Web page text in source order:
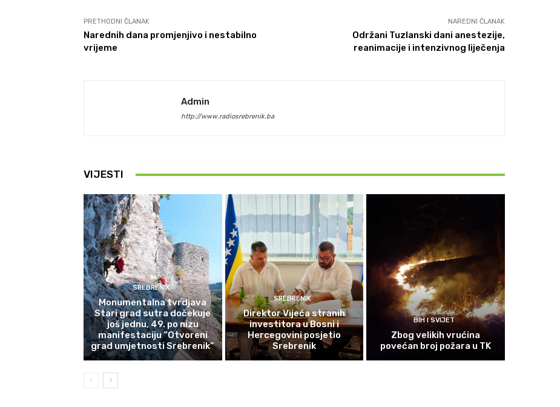
PRETHODNI ČLANAK
Narednih dana promjenjivo i nestabilno
vrijeme
NAREDNI ČLANAK
Održani Tuzlanski dani anestezije,
reanimacije i intenzivnog liječenja
Admin
http://www.radiosrebrenik.ba
VIJESTI
SREBRENIK
Monumentalna tvrdjava
Stari grad sutra dočekuje
još jednu, 49. po nizu
manifestaciju “Otvoreni
grad umjetnosti Srebrenik”
SREBRENIK
Direktor Vijeća stranih
investitora u Bosni i
Hercegovini posjetio
Srebrenik
BIH I SVIJET
Zbog velikih vrućina
povećan broj požara u TK